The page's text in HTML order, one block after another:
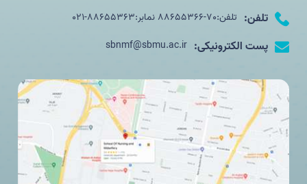
تلفن: تلفن:70-88655366 نمابر:88655363-021
پست الکترونیکی: sbnmf@sbmu.ac.ir